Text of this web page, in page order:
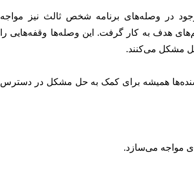
در وصله‌های برنامه شخص ثالث نیز مواجه
هدف به کار گرفت. این وصله‌ها وقفه‌هایی را
حل مشکل می‌کنند.
همیشه برای کمک به حل مشکل در دسترس
مواجه می‌سازد.